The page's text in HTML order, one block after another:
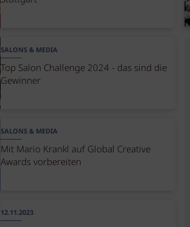
SALONS & MEDIA
Top Salon Challenge 2024 - das sind die
Gewinner
SALONS & MEDIA
Mit Mario Krankl auf Global Creative
Awards vorbereiten
12.11.2023